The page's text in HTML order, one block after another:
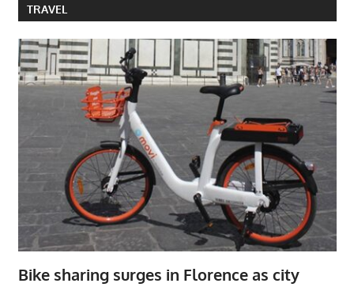
TRAVEL
Bike sharing surges in Florence as city